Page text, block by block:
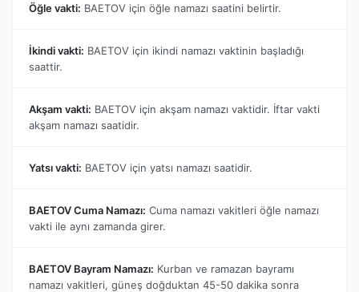
Öğle vakti: BAETOV için öğle namazı saatini belirtir.
İkindi vakti: BAETOV için ikindi namazı vaktinin başladığı
saattir.
Akşam vakti: BAETOV için akşam namazı vaktidir. İftar vakti
akşam namazı saatidir.
Yatsı vakti: BAETOV için yatsı namazı saatidir.
BAETOV Cuma Namazı: Cuma namazı vakitleri öğle namazı
vakti ile aynı zamanda girer.
BAETOV Bayram Namazı: Kurban ve ramazan bayramı
namazı vakitleri, güneş doğduktan 45-50 dakika sonra